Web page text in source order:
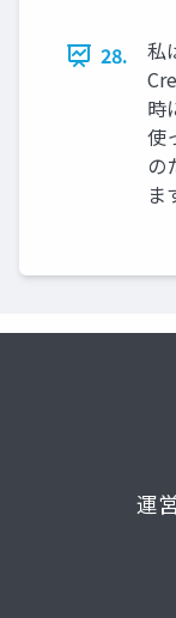
28.
私
時
使
の
ま
運